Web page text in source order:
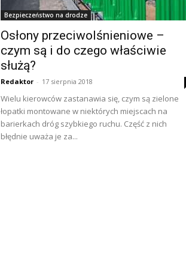
Bezpieczeństwo na drodze
Osłony przeciwolśnieniowe –
czym są i do czego właściwie
służą?
Redaktor - 17 sierpnia 2018
Wielu kierowców zastanawia się, czym są zielone
łopatki montowane w niektórych miejscach na
barierkach dróg szybkiego ruchu. Część z nich
błędnie uważa je za...